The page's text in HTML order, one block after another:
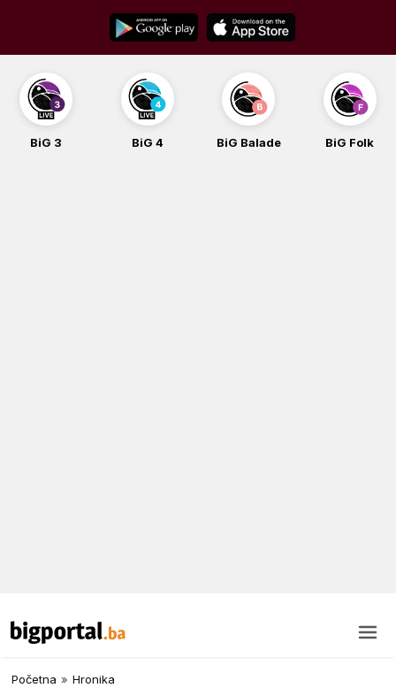
content
BiG 4 BiG Balade BiG Folk BiG iG
Početna » Hronika